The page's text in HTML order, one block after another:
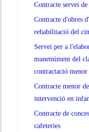
Contracte servei
Contracte d'obres
rehabilitació del
Servei per a
manetniment del
contractació menor
Contracte menor
intervenció en
Contracte de
cafeteries